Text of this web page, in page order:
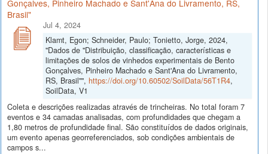
Gonçalves, Pinheiro Machado e Sant'Ana do Livramento, RS,
Brasil"
Jul 4, 2024
Klamt, Egon; Schneider, Paulo; Tonietto, Jorge, 2024,
"Dados de "Distribuição, classificação, características e
limitações de solos de vinhedos experimentais de Bento
Gonçalves, Pinheiro Machado e Sant'Ana do Livramento,
RS, Brasil"", https://doi.org/10.60502/SoilData/56T1R4,
SoilData, V1
Coleta e descrições realizadas através de trincheiras. No total foram 7
eventos e 34 camadas analisadas, com profundidades que chegam a
1,80 metros de profundidade final. São constituídos de dados originais,
um evento apenas georreferenciados, sob condições ambientais de
campos s...